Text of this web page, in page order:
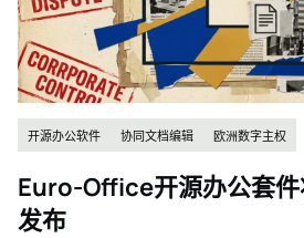
开源办公软件 协同文档编辑 欧洲数字主权
Euro-Office开源办公套
发布